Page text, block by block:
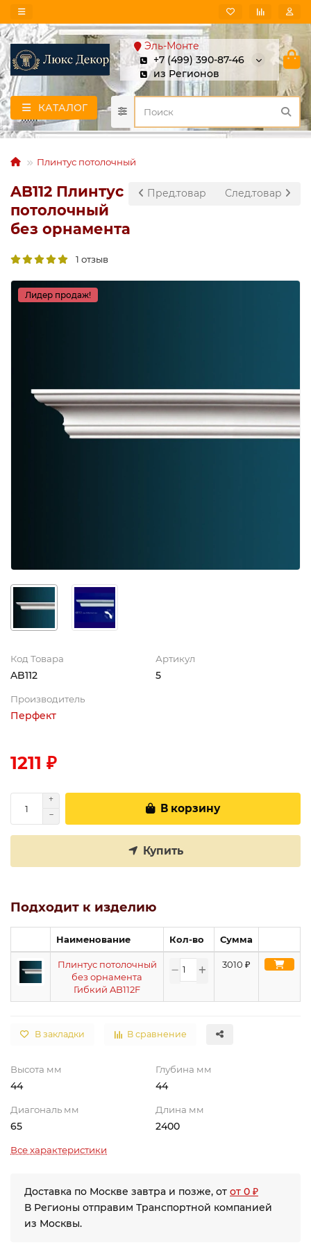
Эль-Монте
+7 (499) 390-87-46
из Регионов
КАТАЛОГ
Плинтус потолочный
Пред.товар След.товар
AB112 Плинтус
потолочный
без орнамента
1 отзыв
Лидер продаж!
Код Товара
AB112
Артикул
5
Производитель
Перфект
1211 ₽
В корзину
Купить
Подходит к изделию
Наименование Кол-во Сумма
Плинтус потолочный
без орнамента
Гибкий AB112F
3010 ₽
В закладки В сравнение
Высота мм
44
Глубина мм
44
Диагональ мм
65
Длина мм
2400
Все характеристики
Доставка по Москве завтра и позже, от от 0 ₽
В Регионы отправим Транспортной компанией
из Москвы.